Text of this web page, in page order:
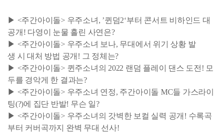
▶ <주간아이돌> 우주소녀, ’퀸덤2‘부터 콘서트 비하인드 대
공개! 다영이 눈물 흘린 사연은?
▶ <주간아이돌> 우주소녀 보나, 무대에서 위기 상황 발
생 시 대처 방법 공개! 그 정체는?
▶ <주간아이돌> 퀸주소녀의 2022 랜덤 플레이 댄스 도전! 모
두를 경악게 한 결과는?
▶ <주간아이돌> 우주소녀 연정, 주간아이돌 MC들 가스라이
팅(?)에 집단 반발! 무슨 일?
▶ <주간아이돌> 우주소녀의 갓벽한 보컬 실력 공개! 수록곡
부터 커버곡까지 완벽 무대 선사!